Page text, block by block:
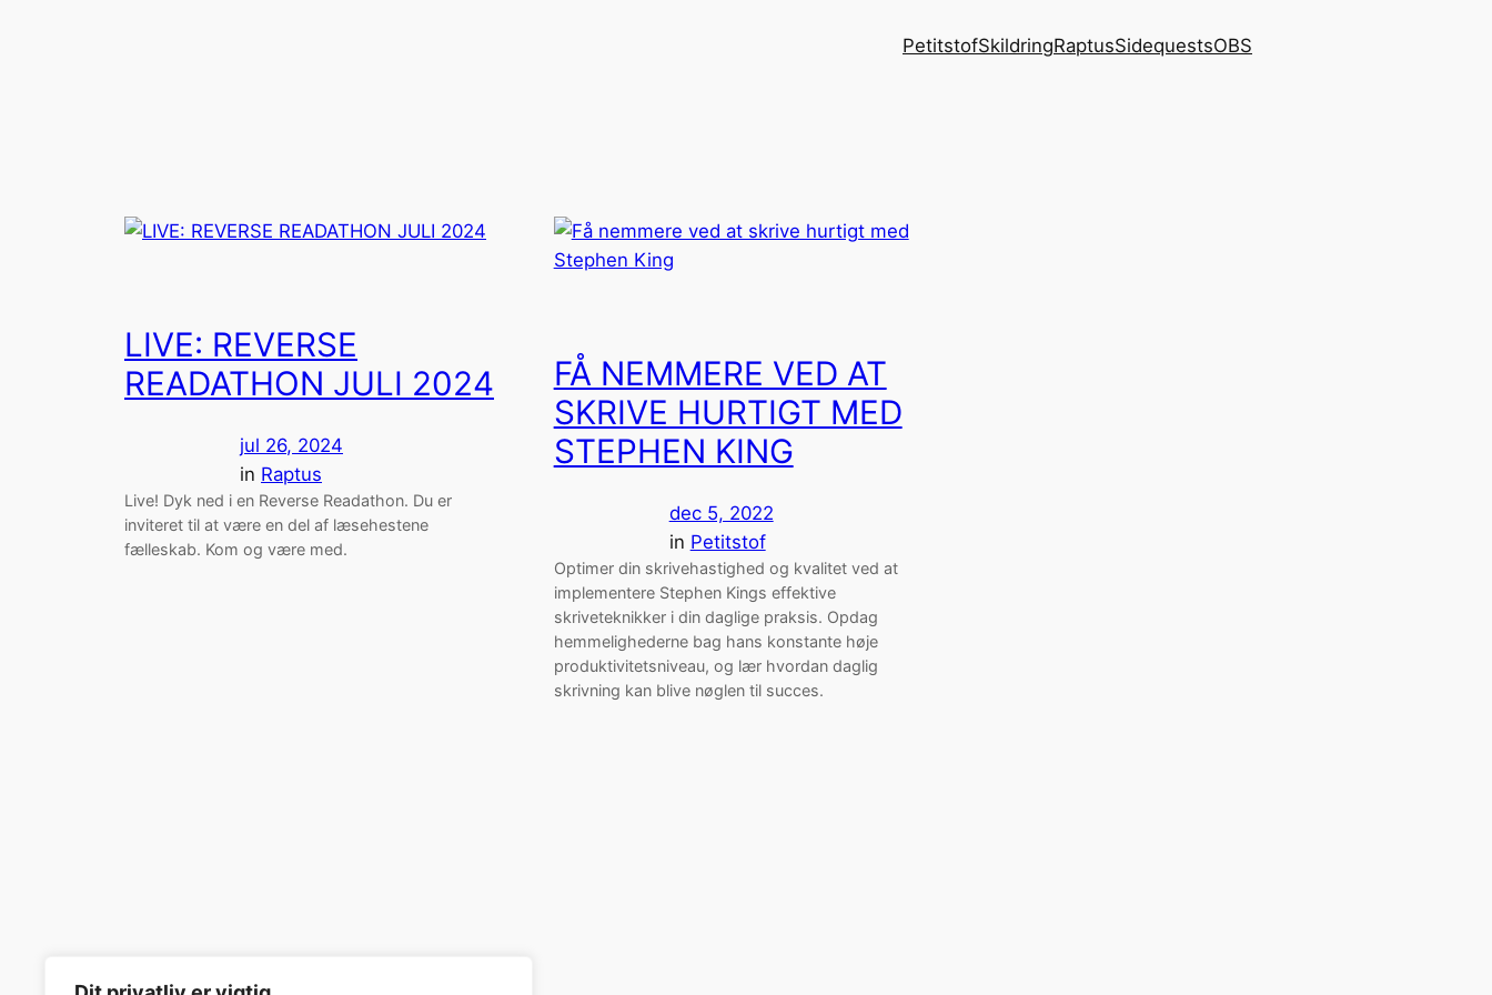
PetitstofSkildringRaptusSidequestsOBS
LIVE: REVERSE
READATHON JULI 2024
jul 26, 2024
in Raptus
Live! Dyk ned i en Reverse Readathon. Du er
inviteret til at være en del af læsehestene
fælleskab. Kom og være med.
FÅ NEMMERE VED AT
SKRIVE HURTIGT MED
STEPHEN KING
dec 5, 2022
in Petitstof
Optimer din skrivehastighed og kvalitet ved at
implementere Stephen Kings effektive
skriveteknikker i din daglige praksis. Opdag
hemmelighederne bag hans konstante høje
produktivitetsniveau, og lær hvordan daglig
skrivning kan blive nøglen til succes.